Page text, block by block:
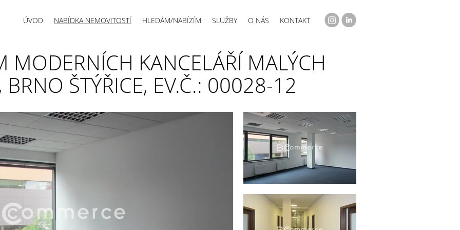
ÚVOD NABÍDKA NEMOVITOSTÍ HLEDÁM/NABÍZÍM SLUŽBY O NÁS KONTAKT
MODERNÍCH KANCELÁŘÍ MALÝCH
BRNO ŠTÝŘICE, EV.Č.: 00028-12